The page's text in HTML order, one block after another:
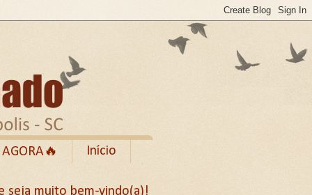
Início
seja muito bem-vindo(a)!